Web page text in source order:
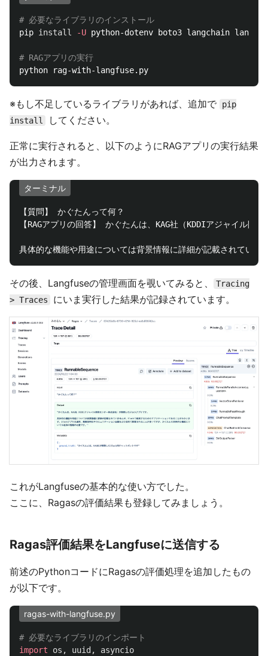
# 必要なライブラリのインストール
pip install -U python-dotenv boto3 langchain
# RAGアプリの実行
※もし不足しているライブラリがあれば、追加で
pip
install
してください。
正常に実行されると、以下のようにRAGアプリの実行結果
が出力されます。
ターミナル
【質問】 かぐたんって何？
【RAGアプリの回答】 かぐたんは、KAG社（KDDIアジャイル
その後、Langfuseの管理画面を覗いてみると、
Tracing
> Traces
にいま実行した結果が記録されています。
これがLangfuseの基本的な使い方でした。
ここに、Ragasの評価結果も登録してみましょう。
Ragas評価結果をLangfuseに送信する
前述のPythonコードにRagasの評価処理を追加したもの
が以下です。
ragas-with-langfuse.py
import
os , uuid ,
asyncio